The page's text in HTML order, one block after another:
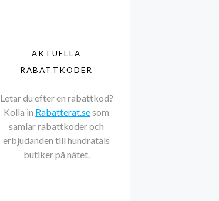
AKTUELLA
RABATTKODER
Letar du efter en rabattkod?
Kolla in Rabatterat.sesom
samlar rabattkoder och
erbjudanden till hundratals
butiker på nätet.